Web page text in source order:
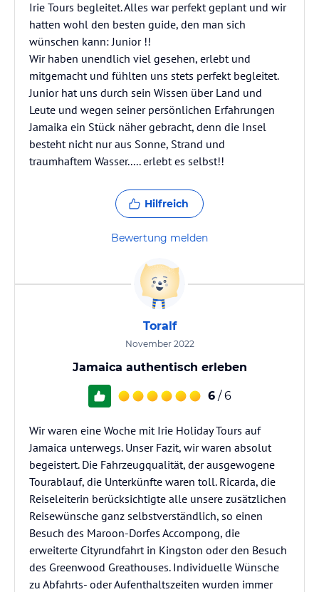
Irie Tours begleitet. Alles war perfekt geplant und wir
hatten wohl den besten guide, den man sich
wünschen kann: Junior !!
Wir haben unendlich viel gesehen, erlebt und
mitgemacht und fühlten uns stets perfekt begleitet.
Junior hat uns durch sein Wissen über Land und
Leute und wegen seiner persönlichen Erfahrungen
Jamaika ein Stück näher gebracht, denn die Insel
besteht nicht nur aus Sonne, Strand und
traumhaftem Wasser..... erlebt es selbst!!
Hilfreich
Bewertung melden
Toralf
November 2022
Jamaica authentisch erleben
6 / 6
Wir waren eine Woche mit Irie Holiday Tours auf
Jamaica unterwegs. Unser Fazit, wir waren absolut
begeistert. Die Fahrzeugqualität, der ausgewogene
Tourablauf, die Unterkünfte waren toll. Ricarda, die
Reiseleiterin berücksichtigte alle unsere zusätzlichen
Reisewünsche ganz selbstverständlich, so einen
Besuch des Maroon-Dorfes Accompong, die
erweiterte Cityrundfahrt in Kingston oder den Besuch
des Greenwood Greathouses. Individuelle Wünsche
zu Abfahrts- oder Aufenthaltszeiten wurden immer